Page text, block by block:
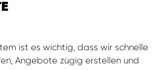
ist es wichtig, dass wir schnelle
Angebote zügig erstellen und